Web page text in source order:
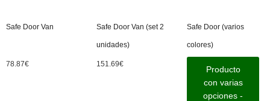
Safe Door Van
78.87€
Safe Door Van (set 2
unidades)
151.69€
Safe Door (varios
colores)
Producto
con varias
opciones -